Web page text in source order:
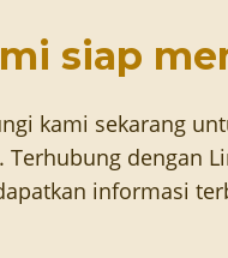
siap
kami sekarang
Terhubung dengan
informasi